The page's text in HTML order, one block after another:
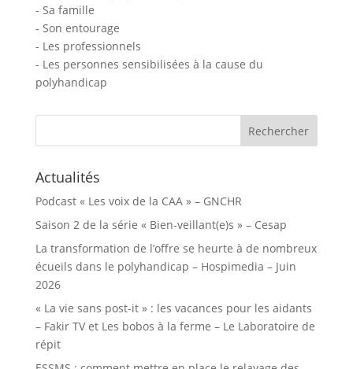
- Sa famille
- Son entourage
- Les professionnels
- Les personnes sensibilisées à la cause du
polyhandicap
Rechercher :
Actualités
Podcast « Les voix de la CAA » – GNCHR
Saison 2 de la série « Bien-veillant(e)s » – Cesap
La transformation de l’offre se heurte à de nombreux
écueils dans le polyhandicap – Hospimedia – Juin
2026
« La vie sans post-it » : les vacances pour les aidants
– Fakir TV et Les bobos à la ferme – Le Laboratoire de
répit